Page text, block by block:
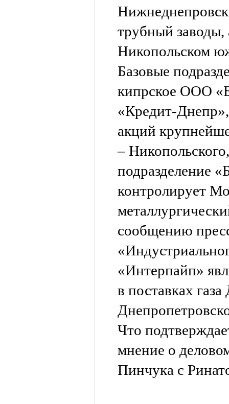
трубный
Никопольском
Базовые
кипрское ООО
«Кредит-
акций
–
подразделение
контролирует
сообщению
«Интерпайп»
в поставках
Что
мнение о
Пинчука с